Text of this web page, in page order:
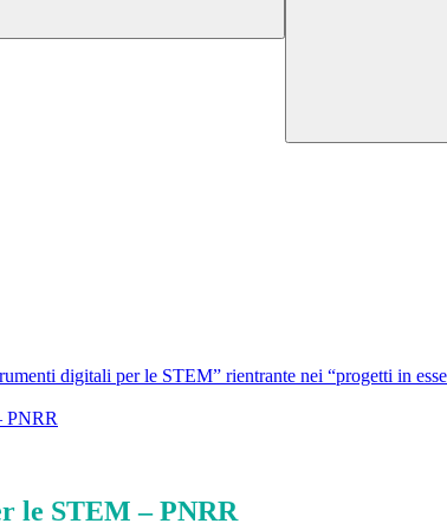
digitali per le STEM” rientrante nei “progetti in
PNRR
le STEM – PNRR